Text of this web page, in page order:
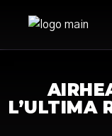
L’ULTIMA